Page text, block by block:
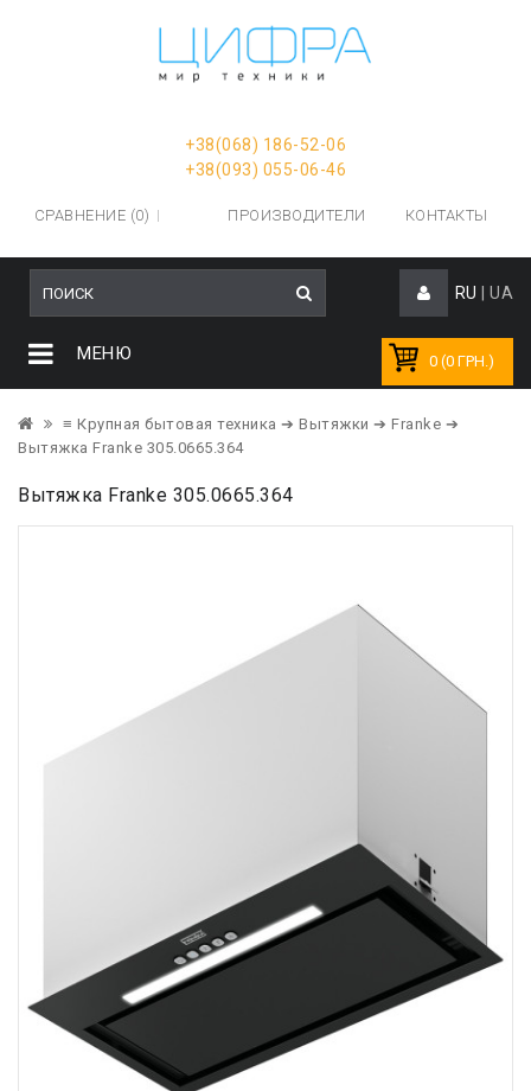
+38(068) 186-52-06
+38(093) 055-06-46
СРАВНЕНИЕ (0) ПРОИЗВОДИТЕЛИ КОНТАКТЫ
RU UA
0 (0 ГРН.)
МЕНЮ
≡ Крупная бытовая техника ➔ Вытяжки ➔ Franke ➔
Вытяжка Franke 305.0665.364
Вытяжка Franke 305.0665.364